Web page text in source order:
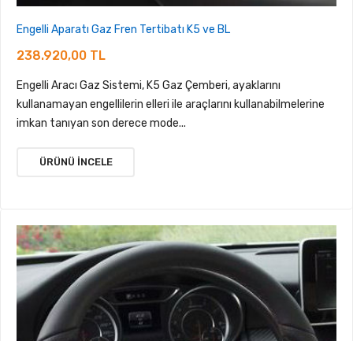
Engelli Aparatı Gaz Fren Tertibatı K5 ve BL
238.920,00 TL
Engelli Aracı Gaz Sistemi, K5 Gaz Çemberi, ayaklarını
kullanamayan engellilerin elleri ile araçlarını kullanabilmelerine
imkan tanıyan son derece mode...
ÜRÜNÜ İNCELE